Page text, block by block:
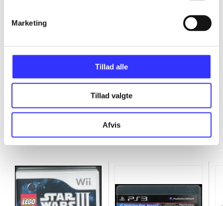
Marketing
Tillad alle
Tillad valgte
Afvis
Minder om